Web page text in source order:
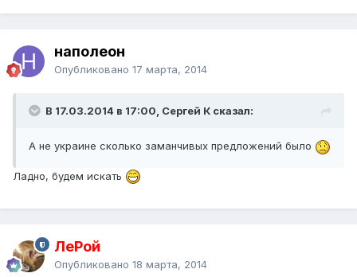
наполеон
Опубликовано 17 марта, 2014
В 17.03.2014 в 17:00, Сергей К сказал:
А не украине сколько заманчивых предложений было
Ладно, будем искать
ЛеРой
Опубликовано 18 марта, 2014